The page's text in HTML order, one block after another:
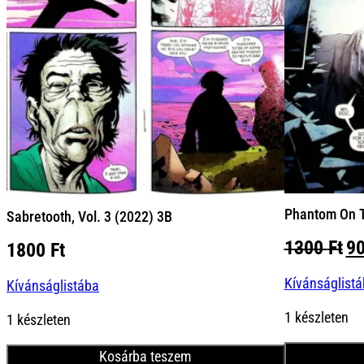
Sabretooth, Vol. 3 (2022) 3B
1800 Ft
Kívánságlistába
1 készleten
Kosárba teszem
Phantom On
1300Ft
1 készleten